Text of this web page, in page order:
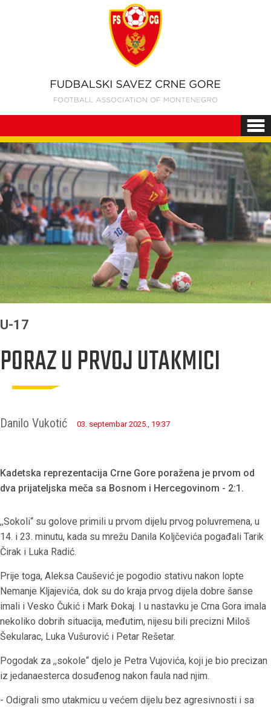
U-17
PORAZ U PRVOJ UTAKMICI
Danilo Vukotić 03. septembar 2025., 19:37
Kadetska reprezentacija Crne Gore poražena je prvom od
dva prijateljska meča sa Bosnom i Hercegovinom - 2:1.
,,Sokoli“ su golove primili u prvom dijelu prvog poluvremena, u
14. i 23. minutu, kada su mrežu Danila Koljčevića pogađali Tarik
Čirak i Luka Radić.
Prije toga, Aleksa Caušević je pogodio stativu nakon lopte
Nemanje Kljajevića, dok su do kraja prvog dijela dobre šanse
imali i Vesko Čukić i Mark Đokaj. I u nastavku je Crna Gora imala
nekoliko dobrih situacija, međutim, nijesu bili precizni Miloš
Šekularac, Luka Vušurović i Petar Rešetar.
Pogodak za ,,sokole“ djelo je Petra Vujovića, koji je bio precizan
iz jedanaesterca dosuđenog nakon faula nad njim.
- Odigrali smo utakmicu u većem dijelu bez agresivnosti i sa